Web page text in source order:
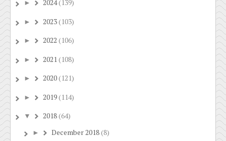
► 2024(139)
► 2023(103)
► 2022 (106)
► 2021(108)
► 2020(121)
► 2019(114)
▼ 2018(64)
► December 2018(8)